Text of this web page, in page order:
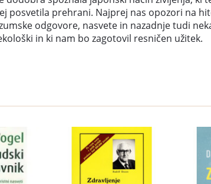
posvetila prehrani. Najprej nas opozori na
odgovore, nasvete in nazadnje tudi
in ki nam bo zagotovil resničen užitek.